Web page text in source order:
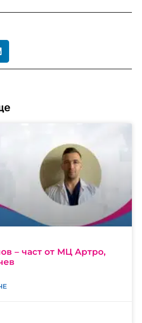
– част от МЦ Артро,